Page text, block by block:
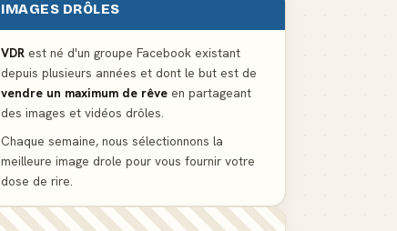
IMAGES DRÔLES
VDR est né d'un groupe Facebook existant
depuis plusieurs années et dont le but est de
vendre un maximum de rêve en partageant
des images et vidéos drôles.
Chaque semaine, nous sélectionnons la
meilleure image drole pour vous fournir votre
dose de rire.